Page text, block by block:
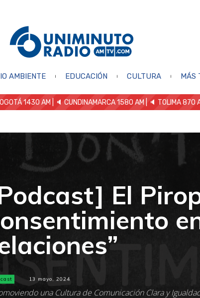
AMBIENTE EDUCACIÓN CULTURA MÁS
1430 AM | 🔈 CUNDINAMARCA 1580 AM | 🔈 TOLIMA 870
El
13 mayo, 2024
una Cultura de Comunicación Clara y